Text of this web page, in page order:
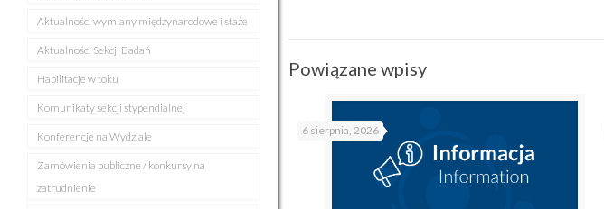
Powiązane wpisy
6 sierpnia, 2026
Aktualności wymiany międzynarodowe i staże
Aktualności Sekcji Badań
Habilitacje w toku
Komunikaty sekcji stypendialnej
Konferencje na Wydziale
Zamówienia publiczne / konkursy na
zatrudnienie